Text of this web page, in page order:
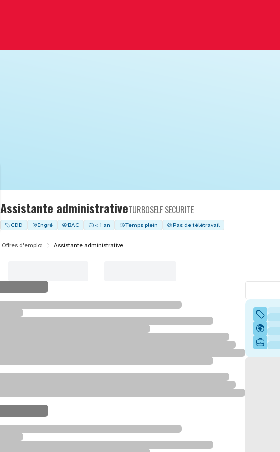
Assistante administrativeTURBOSELF SECURITE
CDD Ingré BAC < 1 an Temps plein Pas de télétravail
Offres d'emploi Assistante administrative